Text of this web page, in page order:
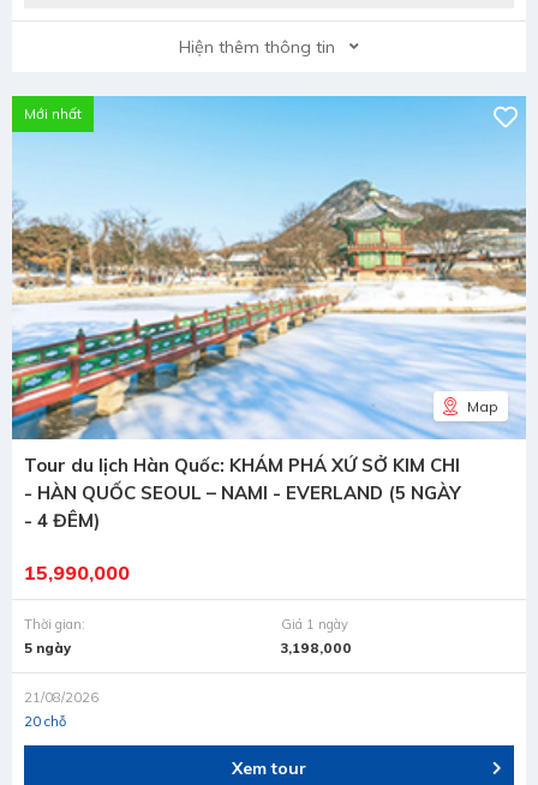
Hiện thêm thông tin
Mới nhất
Map
Tour du lịch Hàn Quốc: KHÁM PHÁ XỨ SỞ KIM CHI
- HÀN QUỐC SEOUL – NAMI - EVERLAND (5 NGÀY
- 4 ĐÊM)
15,990,000
Thời gian:
5 ngày
Giá 1 ngày
3,198,000
21/08/2026
20 chỗ
Xem tour